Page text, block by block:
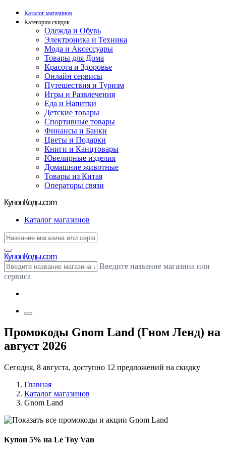
Каталог магазинов
Категории скидок
Одежда и Обувь
Электроника и Техника
Мода и Аксессуары
Товары для Дома
Красота и Здоровье
Онлайн сервисы
Путешествия и Туризм
Игры и Развлечения
Еда и Напитки
Детские товары
Спортивные товары
Финансы и Банки
Цветы и Подарки
Книги и Канцтовары
Ювелирные изделия
Домашние животные
Товары из Китая
Операторы связи
КупонКоды.com
Каталог магазинов
КупонКоды.com
Введите название магазина или
сервиса
Промокоды Gnom Land (Гном Ленд) на
август 2026
Сегодня, 8 августа, доступно 12 предложений на скидку
Главная
Каталог магазинов
Gnom Land
Купон 5% на Le Toy Van